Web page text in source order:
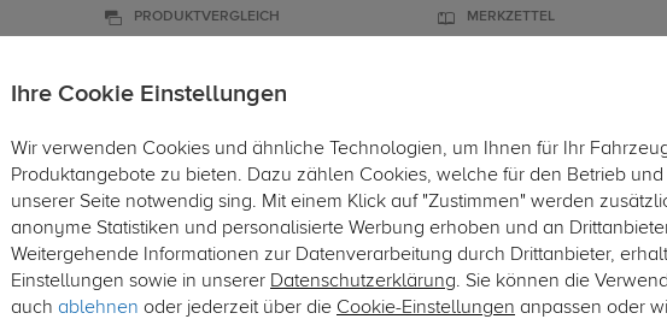
PRODUKTVERGLEICH MERKZETTEL
DACHTRÄGER DACHBOXEN FAHRRADTRÄGER ZUBEHÖR
Hier
Art.-Nr. aVW212-47
Ihre Cookie Einstellungen
Wir verwenden Cookies und ähnliche Technologien, um Ihnen für Ihr
Produktangebote zu bieten. Dazu zählen Cookies, welche für den Betrieb
unserer Seite notwendig sing. Mit einem Klick auf "Zustimmen" werden
anonyme Statistiken und personalisierte Werbung erhoben und an
Weitergehende Informationen zur Datenverarbeitung durch Drittanbieter,
Einstellungen sowie in unserer Datenschutzerklärung. Sie können die
auch ablehnen oder jederzeit über die Cookie-Einstellungen anpassen oder